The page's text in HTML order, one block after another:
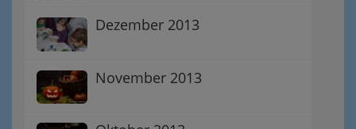
Dezember 2013
November 2013